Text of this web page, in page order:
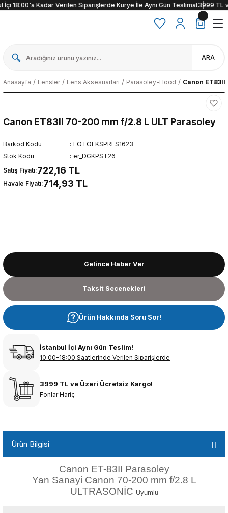
18:00'a Kadar Verilen Siparişlerde Kurye İle Aynı Gün Teslimat3999 TL ve
ARA
Anasayfa Lensler Lens Aksesuarları Parasoley-Hood Canon
Canon ET83II 70-200 mm f/2.8 L ULT Parasoley
Barkod Kodu
FOTOEKSPRES1623
Stok Kodu
er_DGKPST26
Satış Fiyatı:722,16 TL
Havale Fiyatı:714,93 TL
Gelince Haber Ver
Taksit Seçenekleri
Ürün Hakkında Soru Sor!
İstanbul İçi Aynı Gün Teslim!
10:00-18:00 Saatlerinde Verilen Siparişlerde
3999 TL ve Üzeri Ücretsiz Kargo!
Fonlar Hariç
Ürün Bilgisi
Canon ET-83II Parasoley
Yan Sanayi Canon 70-200 mm f/2.8 L
ULTRASONİC Uyumlu